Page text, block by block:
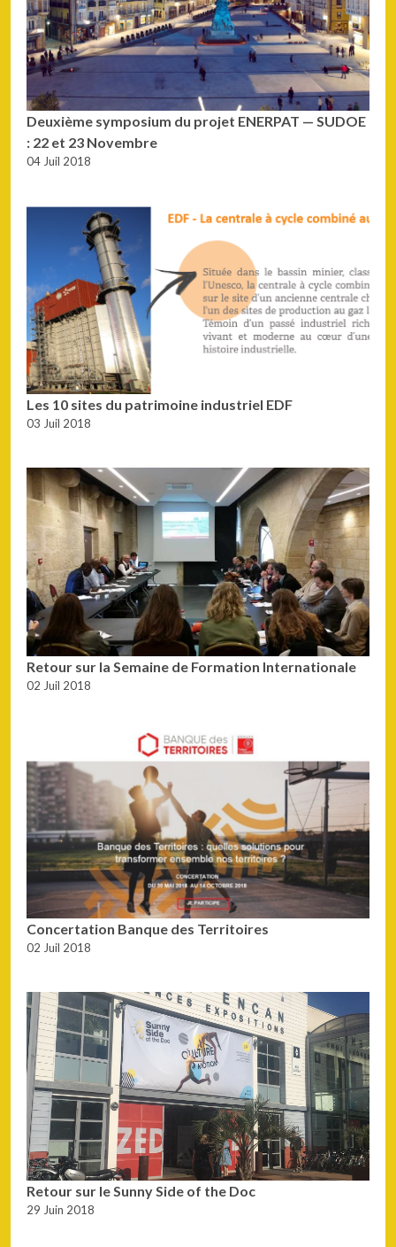
Deuxième symposium du projet ENERPAT — SUDOE
: 22 et 23 Novembre
04 Juil 2018
Les 10 sites du patrimoine industriel EDF
03 Juil 2018
Retour sur la Semaine de Formation Internationale
02 Juil 2018
Concertation Banque des Territoires
02 Juil 2018
Retour sur le Sunny Side of the Doc
29 Juin 2018